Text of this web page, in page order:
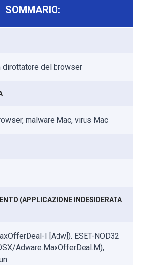
SOMMARIO:
dirottatore del browser
malware Mac, virus Mac
(APPLICAZIONE INDESIDERATA
I [Adw]), ESET-NOD32
Adware.MaxOfferDeal.M),